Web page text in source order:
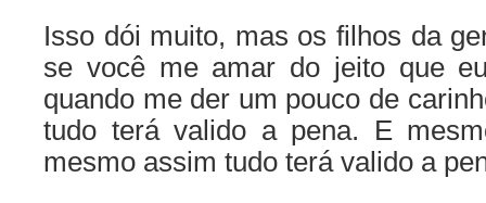
Isso dói muito, mas os filhos da
se você me amar do jeito que
quando me der um pouco de
tudo terá valido a pena. E
mesmo assim tudo terá valido a